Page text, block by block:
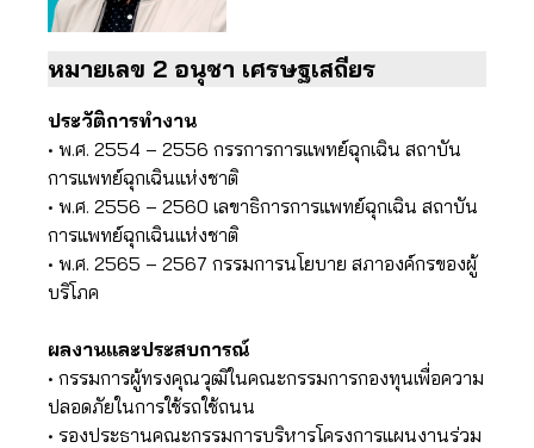
หมายเลข 2 อนุชา​ เศรษฐเสถียร
ประวัติการทำงาน
• พ.ศ. 2554 – 2556 กรรการการแพทย์ฉุกเฉิน สถาบัน
การแพทย์ฉุกเฉินแห่งชาติ
• พ.ศ. 2556 – 2560 เลขาธิการการแพทย์ฉุกเฉิน สถาบัน
การแพทย์ฉุกเฉินแห่งชาติ
• พ.ศ. 2565 – 2567 กรรมการนโยบาย สภาองค์กรของผู้
บริโภค
ผลงานและประสบการณ์
• กรรมการผู้ทรงคุณวุฒิในคณะกรรมการกองทุนเพื่อความ
ปลอดภัยในการใช้รถใช้ถนน
• รองประธานคณะกรรมการบริหารโครงการแผนงานร่วม